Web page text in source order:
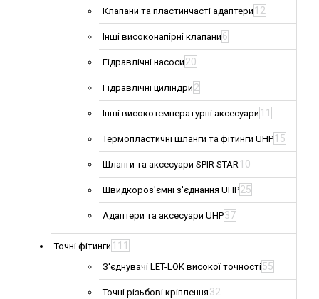
Клапани та пластинчасті адаптери 12
Інші високонапірні клапани 6
Гідравлічні насоси 20
Гідравлічні циліндри 2
Інші високотемпературні аксесуари 11
Термопластичні шланги та фітинги UHP 15
Шланги та аксесуари SPIR STAR 10
Швидкороз'ємні з'єднання UHP25
Адаптери та аксесуари UHP37
Точні фітинги 111
З'єднувачі LET-LOK високої точності55
Точні різьбові кріплення 32